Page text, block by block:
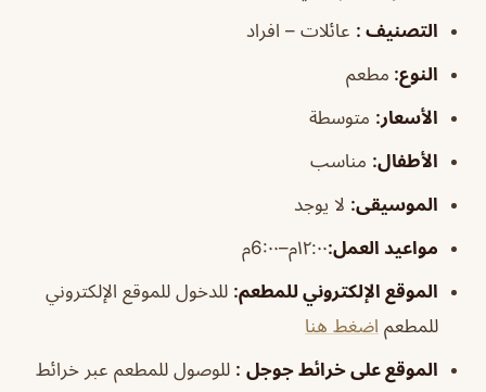
التصنيف : عائلات – افراد
النوع: مطعم
الأسعار: متوسطة
الأطفال: مناسب
الموسيقى: لا يوجد
مواعيد العمل:١٢:٠٠م–6:٠٠م
الموقع الإلكتروني للمطعم: للدخول للموقع الإلكتروني
للمطعم اضغط هنا
الموقع على خرائط جوجل : للوصول للمطعم عبر خرائط